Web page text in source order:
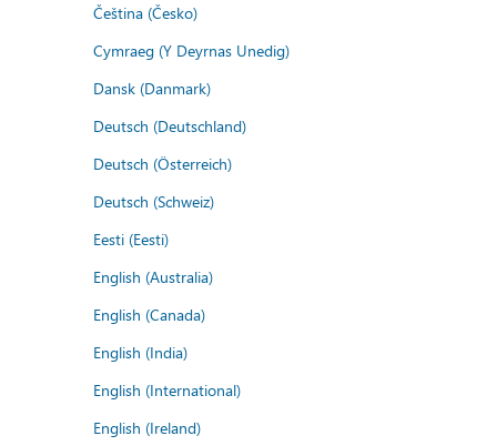
Čeština (Česko)
Cymraeg (Y Deyrnas Unedig)
Dansk (Danmark)
Deutsch (Deutschland)
Deutsch (Österreich)
Deutsch (Schweiz)
Eesti (Eesti)
English (Australia)
English (Canada)
English (India)
English (International)
English (Ireland)